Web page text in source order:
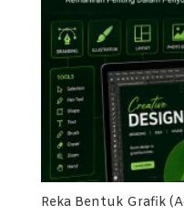
Reka Bentuk Grafik